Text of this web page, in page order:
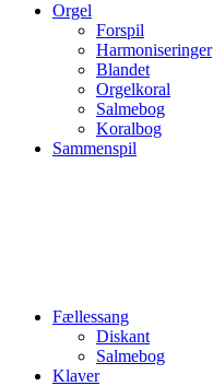
Orgel
Forspil
Harmoniseringer
Blandet
Orgelkoral
Salmebog
Koralbog
Sammenspil
Fællessang
Diskant
Salmebog
Klaver